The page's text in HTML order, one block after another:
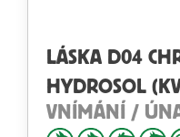
LÁSKA D04
HYDROSOL
VNÍMÁNÍ /